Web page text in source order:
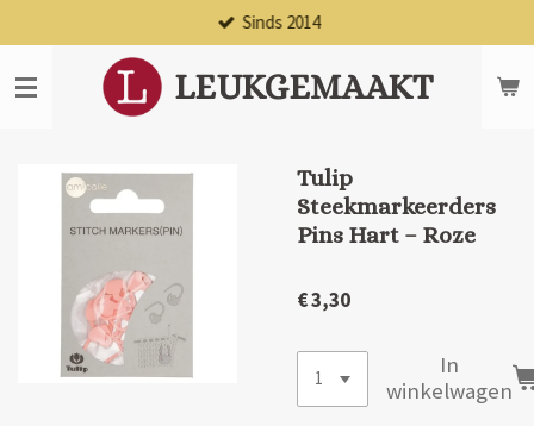
direct
naar
de
LEUKGEMAAKT
Sinds 2014
Tulip
Steekmarkeerders
Pins Hart – Roze
€ 3,30
In
winkelwagen